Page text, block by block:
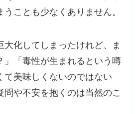
うことも少なくありません。
大化してしまったけれど、ま
」「毒性が生まれるという噂
て美味しくないのではない
問や不安を抱くのは当然のこ